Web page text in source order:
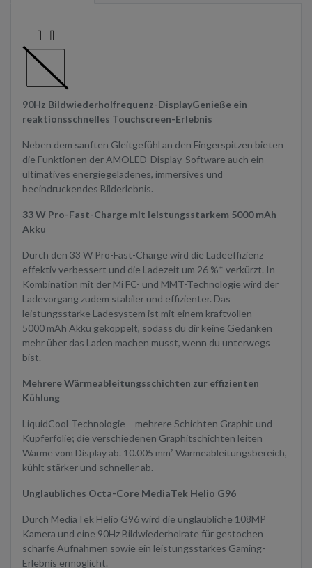
90Hz Bildwiederholfrequenz-DisplayGenieße ein
reaktionsschnelles Touchscreen-Erlebnis
Neben dem sanften Gleitgefühl an den Fingerspitzen bieten
die Funktionen der AMOLED-Display-Software auch ein
ultimatives energiegeladenes, immersives und
beeindruckendes Bilderlebnis.
33 W Pro-Fast-Charge mit leistungsstarkem 5000 mAh
Akku
Durch den 33 W Pro-Fast-Charge wird die Ladeeffizienz
effektiv verbessert und die Ladezeit um 26 %* verkürzt. In
Kombination mit der Mi FC- und MMT-Technologie wird der
Ladevorgang zudem stabiler und effizienter. Das
leistungsstarke Ladesystem ist mit einem kraftvollen
5000 mAh Akku gekoppelt, sodass du dir keine Gedanken
mehr über das Laden machen musst, wenn du unterwegs
bist.
Mehrere Wärmeableitungsschichten zur effizienten
Kühlung
LiquidCool-Technologie – mehrere Schichten Graphit und
Kupferfolie; die verschiedenen Graphitschichten leiten
Wärme vom Display ab. 10.005 mm² Wärmeableitungsbereich,
kühlt stärker und schneller ab.
Unglaubliches Octa-Core MediaTek Helio G96
Durch MediaTek Helio G96 wird die unglaubliche 108MP
Kamera und eine 90Hz Bildwiederholrate für gestochen
scharfe Aufnahmen sowie ein leistungsstarkes Gaming-
Erlebnis ermöglicht.